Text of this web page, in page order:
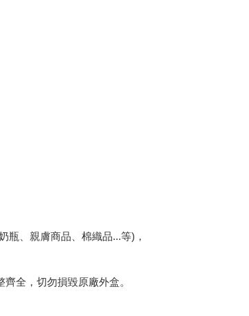
瓶、親膚商品、棉織品...等)，
全，切勿損毀原廠外盒。